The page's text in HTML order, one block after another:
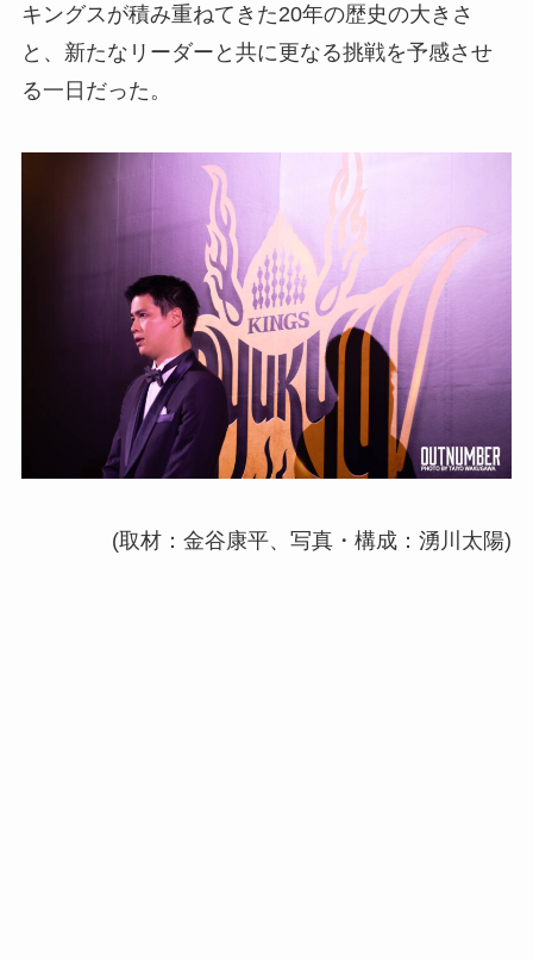
キングスが積み重ねてきた20年の歴史の大きさ
と、新たなリーダーと共に更なる挑戦を予感させ
る一日だった。
(取材：金谷康平、写真・構成：湧川太陽)